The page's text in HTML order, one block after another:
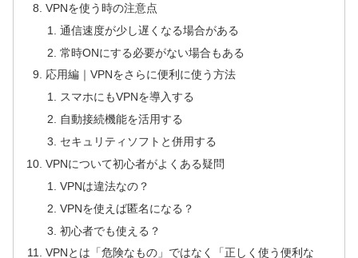
VPNを使う時の注意点
通信速度が少し遅くなる場合がある
常時ONにする必要がない場合もある
応用編｜VPNをさらに便利に使う方法
スマホにもVPNを導入する
自動接続機能を活用する
セキュリティソフトと併用する
VPNについて初心者がよくある疑問
VPNは違法なの？
VPNを使えば匿名になる？
初心者でも使える？
VPNとは「危険なもの」ではなく「正しく使う便利な